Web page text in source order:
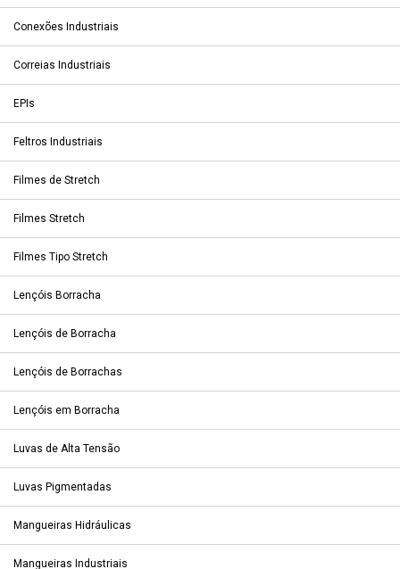
Conexões Industriais
Correias Industriais
EPIs
Feltros Industriais
Filmes de Stretch
Filmes Stretch
Filmes Tipo Stretch
Lençóis Borracha
Lençóis de Borracha
Lençóis de Borrachas
Lençóis em Borracha
Luvas de Alta Tensão
Luvas Pigmentadas
Mangueiras Hidráulicas
Mangueiras Industriais